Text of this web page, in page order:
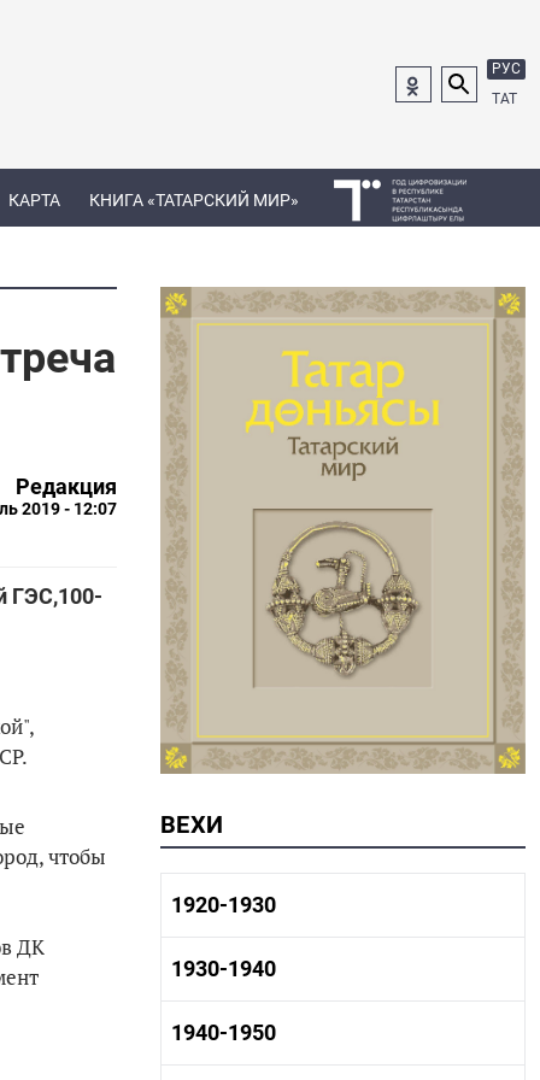
РУС
ТАТ
КАРТА КНИГА «ТАТАРСКИЙ МИР»
Редакция
2019 - 12:07
ГЭС,100-
чтобы
ДК
ВЕХИ
1920-1930
1920-1930 история
1920-1930 культура
1930-1940
1930-1940 история
1930-1940 культура
1940-1950